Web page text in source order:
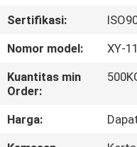
TENTANG
KAMI
TUR
PABRIK
Sertifikasi:
Nomor model:
XY-
Kuantitas min
Order:
Harga: